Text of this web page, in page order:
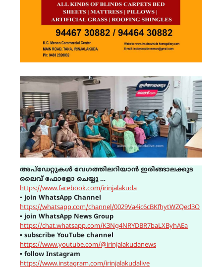
അപ്ഡേറ്റുകൾ വേഗത്തിലറിയാൻ ഇരിങ്ങാലക്കുട
ലൈവ് ഫോളോ ചെയ്യൂ …
https://www.facebook.com/irinjalakuda
▪ join WhatsApp Channel
https://whatsapp.com/channel/0029Va4ic6cBKfhytWZQed3O
▪ join WhatsApp News Group
https://chat.whatsapp.com/K3Ng4NRYDBR7baLXByhAEa
▪ subscribe YouTube channel
https://www.youtube.com/@irinjalakudanews
▪ follow Instagram
https://www.instagram.com/irinjalakudalive